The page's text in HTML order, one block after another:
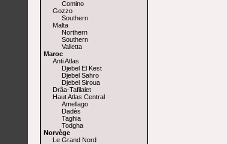
Comino
Gozzo
Southern
Malta
Northern
Southern
Valletta
Maroc
Anti Atlas
Djebel El Kest
Djebel Sahro
Djebel Siroua
Drâa-Tafilalet
Haut Atlas Central
Amellago
Dadès
Taghia
Todgha
Norvège
Le Grand Nord